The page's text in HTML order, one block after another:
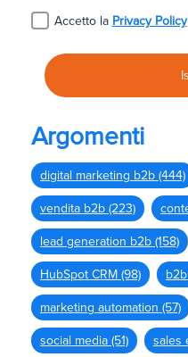
Accetto la Privacy Policy
Argomenti
digital marketing b2b (444)
vendita b2b (223)
lead generation b2b (158)
HubSpot CRM (98)
marketing automation (57)
social media (51) sales